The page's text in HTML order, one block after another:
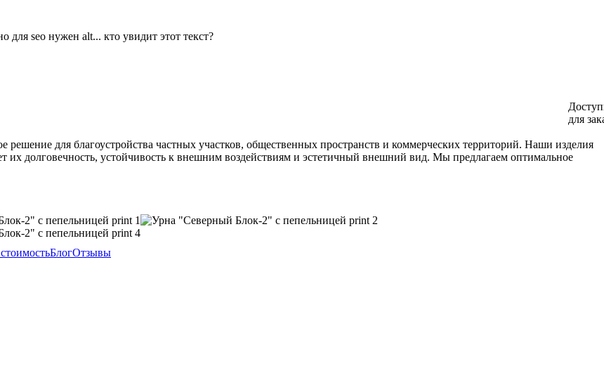
для
для благоустройства частных участков, общественных пространств и коммерческих территорий. Наши изделия
их долговечность, устойчивость к внешним воздействиям и эстетичный внешний вид. Мы предлагаем оптимальное
БлогОтзывы